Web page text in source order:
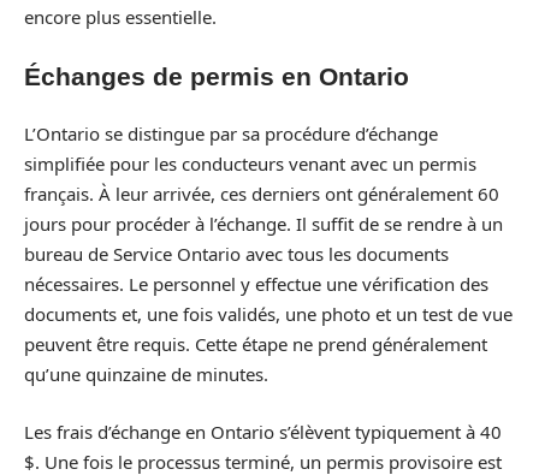
encore plus essentielle.
Échanges de permis en Ontario
L’Ontario se distingue par sa procédure d’échange
simplifiée pour les conducteurs venant avec un permis
français. À leur arrivée, ces derniers ont généralement 60
jours pour procéder à l’échange. Il suffit de se rendre à un
bureau de Service Ontario avec tous les documents
nécessaires. Le personnel y effectue une vérification des
documents et, une fois validés, une photo et un test de vue
peuvent être requis. Cette étape ne prend généralement
qu’une quinzaine de minutes.
Les frais d’échange en Ontario s’élèvent typiquement à 40
$. Une fois le processus terminé, un permis provisoire est